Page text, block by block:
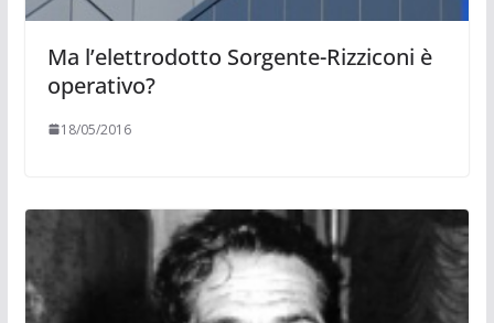
Ma l’elettrodotto Sorgente-Rizziconi è
operativo?
18/05/2016